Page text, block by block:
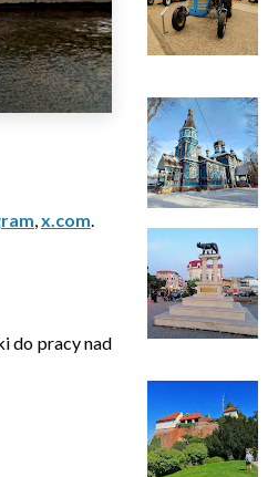
,x.com.
do pracy nad